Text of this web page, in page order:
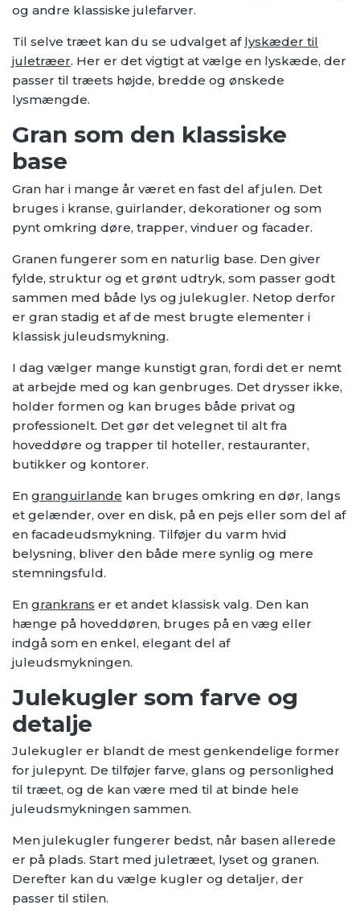
og andre klassiske julefarver.
Til selve træet kan du se udvalget af lyskæder til
juletræer. Her er det vigtigt at vælge en lyskæde, der
passer til træets højde, bredde og ønskede
lysmængde.
Gran som den klassiske
base
Gran har i mange år været en fast del af julen. Det
bruges i kranse, guirlander, dekorationer og som
pynt omkring døre, trapper, vinduer og facader.
Granen fungerer som en naturlig base. Den giver
fylde, struktur og et grønt udtryk, som passer godt
sammen med både lys og julekugler. Netop derfor
er gran stadig et af de mest brugte elementer i
klassisk juleudsmykning.
I dag vælger mange kunstigt gran, fordi det er nemt
at arbejde med og kan genbruges. Det drysser ikke,
holder formen og kan bruges både privat og
professionelt. Det gør det velegnet til alt fra
hoveddøre og trapper til hoteller, restauranter,
butikker og kontorer.
En granguirlande kan bruges omkring en dør, langs
et gelænder, over en disk, på en pejs eller som del af
en facadeudsmykning. Tilføjer du varm hvid
belysning, bliver den både mere synlig og mere
stemningsfuld.
En grankrans er et andet klassisk valg. Den kan
hænge på hoveddøren, bruges på en væg eller
indgå som en enkel, elegant del af
juleudsmykningen.
Julekugler som farve og
detalje
Julekugler er blandt de mest genkendelige former
for julepynt. De tilføjer farve, glans og personlighed
til træet, og de kan være med til at binde hele
juleudsmykningen sammen.
Men julekugler fungerer bedst, når basen allerede
er på plads. Start med juletræet, lyset og granen.
Derefter kan du vælge kugler og detaljer, der
passer til stilen.